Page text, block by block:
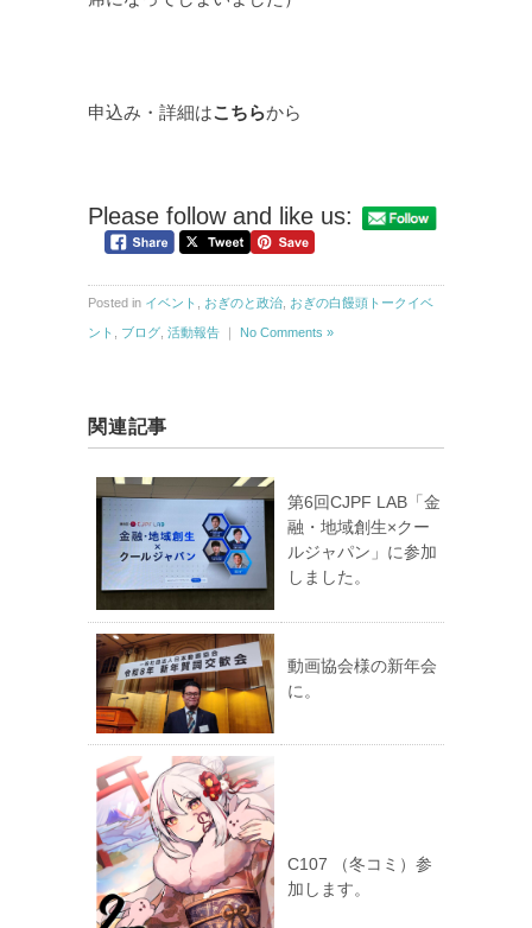
申込み・詳細はこちらから
Please follow and like us:
Posted in イベント おぎのと政治 おぎの白饅頭トークイベ
ント ブログ 活動報告 ｜ No Comments »
関連記事
第6回CJPF LAB「金
融・地域創生×クー
ルジャパン」に参加
しました。
動画協会様の新年会
に。
C107 （冬コミ）参
加します。